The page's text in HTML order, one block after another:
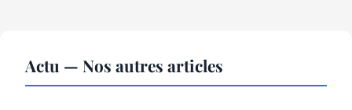
Actu — Nos autres articles